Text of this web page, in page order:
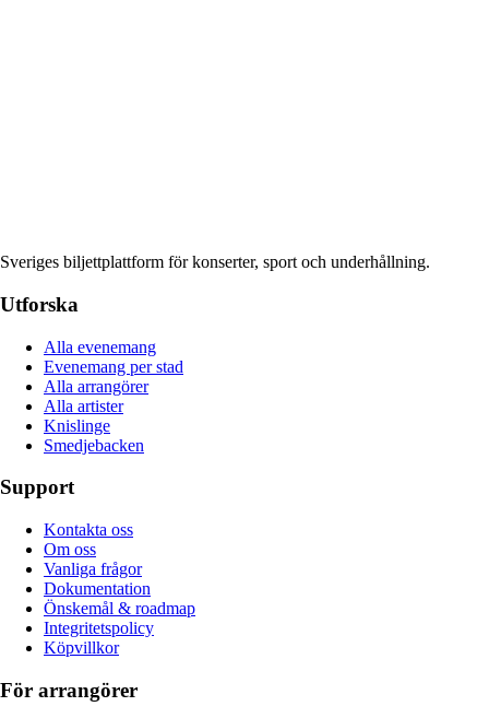
Sveriges biljettplattform för konserter, sport och underhållning.
Utforska
Alla evenemang
Evenemang per stad
Alla arrangörer
Alla artister
Knislinge
Smedjebacken
Support
Kontakta oss
Om oss
Vanliga frågor
Dokumentation
Önskemål & roadmap
Integritetspolicy
Köpvillkor
För arrangörer